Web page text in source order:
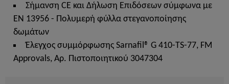
Σήμανση CE και Δήλωση Επιδόσεων σύμφωνα με
EN 13956 - Πολυμερή φύλλα στεγανοποίησης
δωμάτων
Έλεγχος συμμόρφωσης Sarnafil® G 410-TS-77, FM
Approvals, Αρ. Πιστοποιητικού 3047304